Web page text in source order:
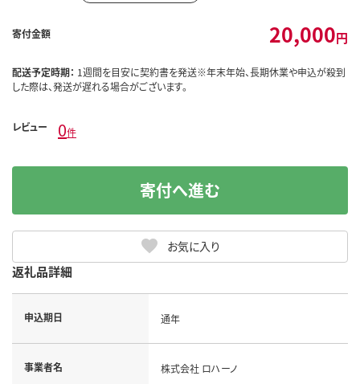
寄付金額 20,000円
配送予定時期： 1週間を目安に契約書を発送※年末年始、長期休業や申込が殺到
した際は、発送が遅れる場合がございます。
レビュー 0件
お気に入り
寄付へ進む
返礼品詳細
申込期日 通年
事業者名 株式会社 ロハーノ